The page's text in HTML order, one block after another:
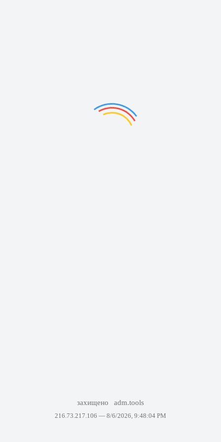
захищено adm.tools
216.73.217.106 — 8/6/2026, 9:48:04 PM